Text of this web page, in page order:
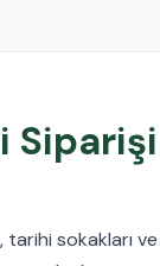
, tarihi sokakları